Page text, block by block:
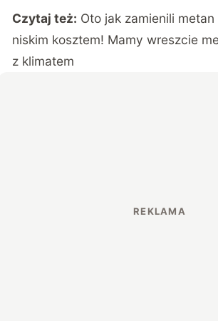
Czytaj też: Oto jak zamienili
niskim kosztem! Mamy wreszcie
z klimatem